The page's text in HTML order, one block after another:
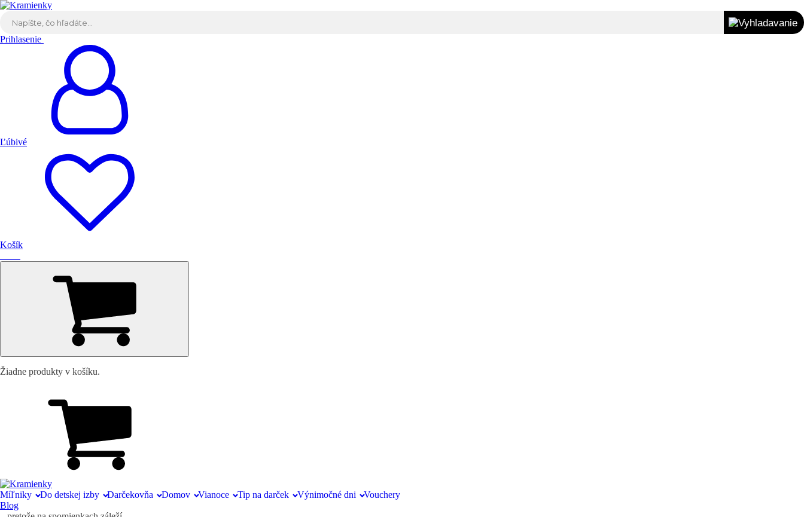
Prihlasenie
Ľúbivé
Košík
Žiadne produkty v košíku.
Míľniky Do detskej izby Darčekovňa Domov Vianoce Tip na darček Výnimočné dni
Vouchery
Blog